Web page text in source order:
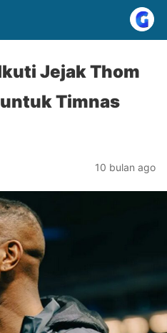
Jejak Thom
Timnas
10 bulan ago